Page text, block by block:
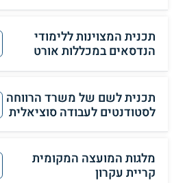
תכנית המצוינות ללימודי
הנדסאים במכללות אורט
תכנית לשם של משרד הרווחה
לסטודנטים לעבודה סוציאלית
מלגות המועצה המקומית
קריית עקרון